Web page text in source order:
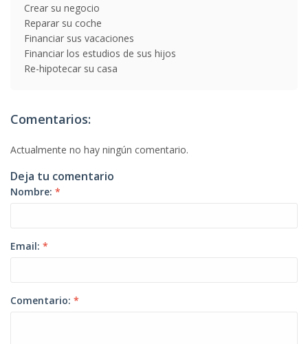
Crear su negocio
Reparar su coche
Financiar sus vacaciones
Financiar los estudios de sus hijos
Re-hipotecar su casa
Comentarios:
Actualmente no hay ningún comentario.
Deja tu comentario
Nombre: *
Email: *
Comentario: *